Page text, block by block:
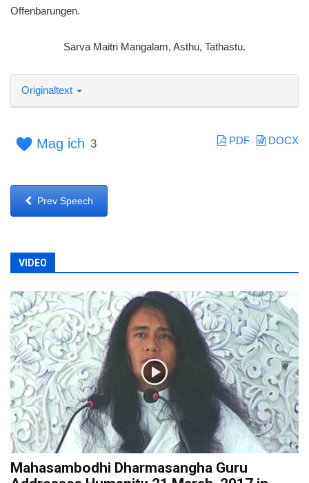
Offenbarungen.
Sarva Maitri Mangalam, Asthu, Tathastu.
Originaltext
DOCX
PDF
Mag ich 3
Prev Speech
VIDEO
Mahasambodhi Dharmasangha Guru